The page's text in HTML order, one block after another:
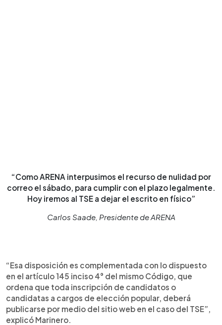
“Como ARENA interpusimos el recurso de nulidad por
correo el sábado, para cumplir con el plazo legalmente.
Hoy iremos al TSE a dejar el escrito en físico”
Carlos Saade, Presidente de ARENA
“Esa disposición es complementada con lo dispuesto
en el artículo 145 inciso 4° del mismo Código, que
ordena que toda inscripción de candidatos o
candidatas a cargos de elección popular, deberá
publicarse por medio del sitio web en el caso del TSE”,
explicó Marinero.